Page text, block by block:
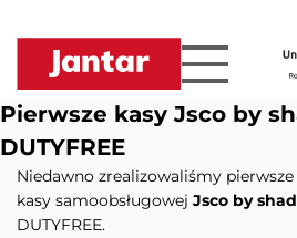
do
Pierwsze kasy Jsco by
DUTYFREE
Niedawno zrealizowaliśmy
kasy samoobsługowej Jsco by
DUTYFREE.